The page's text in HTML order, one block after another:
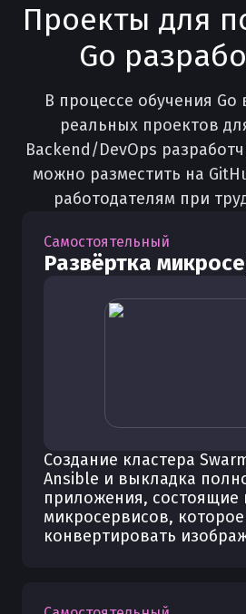
Проекты для
Go
В процессе обучения Go
реальных проектов
Backend/DevOps
можно разместить на
работодателям при
Самостоятельный
Развёртка
Создание кластера
Ansible и выкладка
приложения, состоящие
микросервисов,
конвертировать